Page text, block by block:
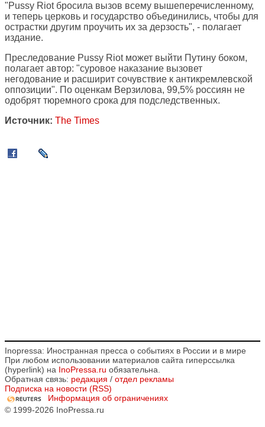
"Pussy Riot бросила вызов всему вышеперечисленному,
и теперь церковь и государство объединились, чтобы для
острастки другим проучить их за дерзость", - полагает
издание.
Преследование Pussy Riot может выйти Путину боком,
полагает автор: "суровое наказание вызовет
негодование и расширит сочувствие к антикремлевской
оппозиции". По оценкам Верзилова, 99,5% россиян не
одобрят тюремного срока для подследственных.
Источник: The Times
Inopressa: Иностранная пресса о событиях в России и в мире
При любом использовании материалов сайта гиперссылка
(hyperlink) на InoPressa.ru обязательна.
Обратная связь: редакция / отдел рекламы
Подписка на новости (RSS)
Информация об ограничениях
© 1999-2026 InoPressa.ru